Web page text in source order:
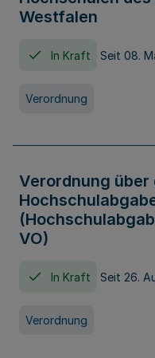
Westfalen
In Kraft Seit 08.
Verordnung
Verordnung über
VO)
In Kraft Seit 26.
Verordnung